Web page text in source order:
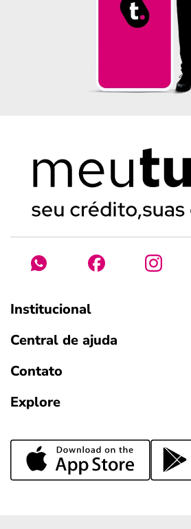
Institucional
Central de ajuda
Contato
Explore